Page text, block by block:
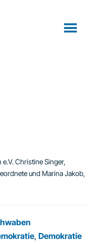
Christine Singer,
und Marina Jakob,
, Demokratie